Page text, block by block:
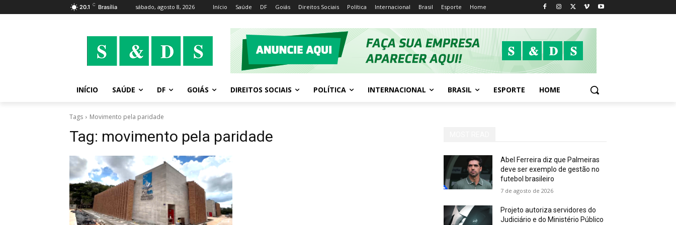
20.1 C Brasília sábado, agosto 8, 2026 Início Saúde DF Goiás Direitos Sociais Política Internacional Brasil Esporte Home
INÍCIO SAÚDE DF GOIÁS DIREITOS SOCIAIS POLÍTICA INTERNACIONAL BRASIL ESPORTE HOME
Tags Movimento pela paridade
Tag: movimento pela paridade
Abel Ferreira diz que Palmeiras
deve ser exemplo de gestão no
futebol brasileiro
7 de agosto de 2026
Projeto autoriza servidores do
Judiciário e do Ministério Público